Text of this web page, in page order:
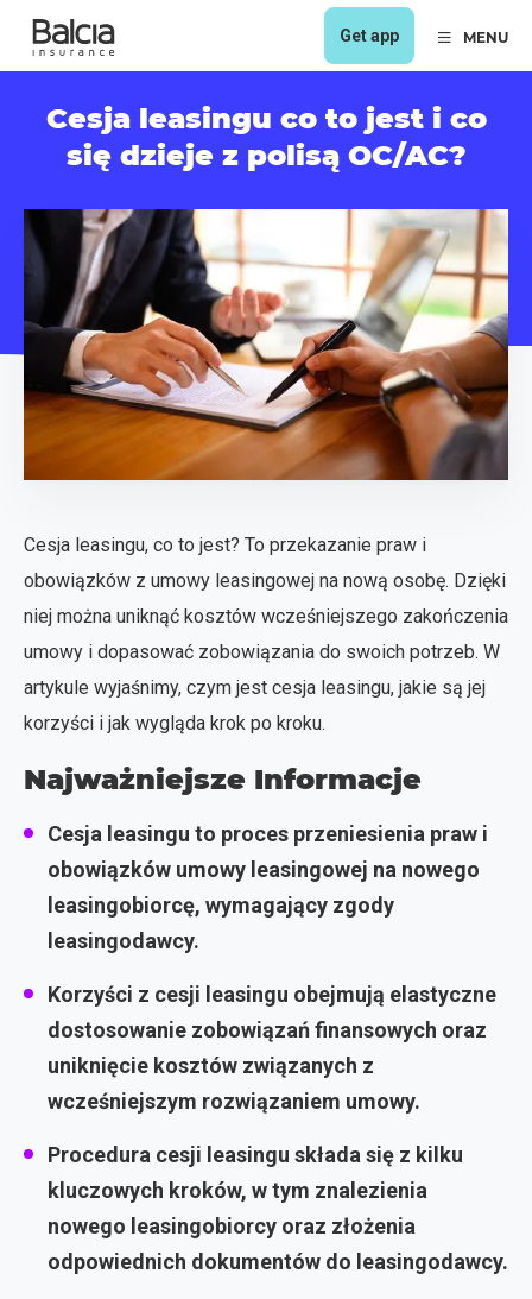
Get app MENU
Cesja leasingu co to jest i co
się dzieje z polisą OC/AC?
Cesja leasingu, co to jest? To przekazanie praw i
obowiązków z umowy leasingowej na nową osobę. Dzięki
niej można uniknąć kosztów wcześniejszego zakończenia
umowy i dopasować zobowiązania do swoich potrzeb. W
artykule wyjaśnimy, czym jest cesja leasingu, jakie są jej
korzyści i jak wygląda krok po kroku.
Najważniejsze Informacje
Cesja leasingu to proces przeniesienia praw i
obowiązków umowy leasingowej na nowego
leasingobiorcę, wymagający zgody
leasingodawcy.
Korzyści z cesji leasingu obejmują elastyczne
dostosowanie zobowiązań finansowych oraz
uniknięcie kosztów związanych z
wcześniejszym rozwiązaniem umowy.
Procedura cesji leasingu składa się z kilku
kluczowych kroków, w tym znalezienia
nowego leasingobiorcy oraz złożenia
odpowiednich dokumentów do leasingodawcy.